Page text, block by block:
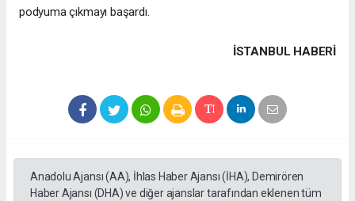
podyuma çıkmayı başardı.
İSTANBUL HABERİ
Anadolu Ajansı (AA), İhlas Haber Ajansı (İHA), Demirören
Haber Ajansı (DHA) ve diğer ajanslar tarafından eklenen tüm